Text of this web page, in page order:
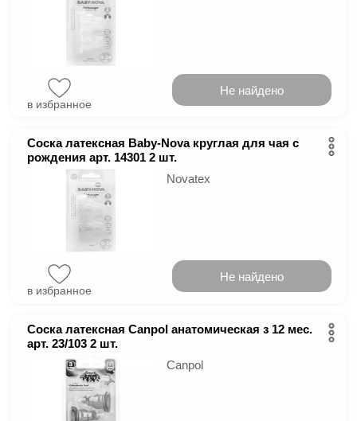
в избранное
Не найдено
Соска латексная Baby-Nova круглая для чая с
рождения арт. 14301 2 шт.
Novatex
в избранное
Не найдено
Соска латексная Canpol анатомическая з 12 мес.
арт. 23/103 2 шт.
Canpol